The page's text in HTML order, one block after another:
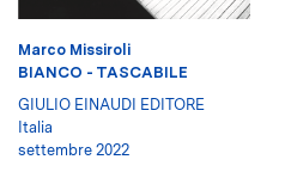
Marco Missiroli
BIANCO - TASCABILE
GIULIO EINAUDI EDITORE
Italia
settembre 2022